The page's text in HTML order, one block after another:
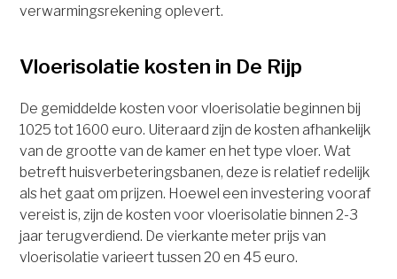
verwarmingsrekening oplevert.
Vloerisolatie kosten in De Rijp
De gemiddelde kosten voor vloerisolatie beginnen bij
1025 tot 1600 euro. Uiteraard zijn de kosten afhankelijk
van de grootte van de kamer en het type vloer. Wat
betreft huisverbeteringsbanen, deze is relatief redelijk
als het gaat om prijzen. Hoewel een investering vooraf
vereist is, zijn de kosten voor vloerisolatie binnen 2-3
jaar terugverdiend. De vierkante meter prijs van
vloerisolatie varieert tussen 20 en 45 euro.